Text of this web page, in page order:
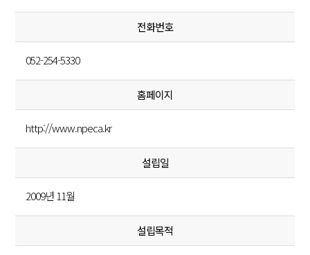
전화번호
052-254-5330
홈페이지
http://www.npeca.kr
설립일
2009년 11월
설립목적